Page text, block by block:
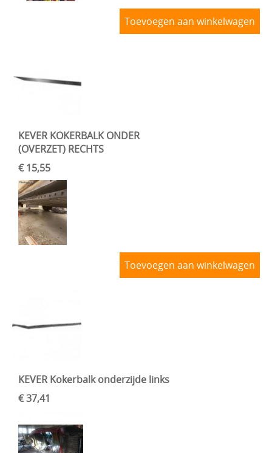
Toevoegen aan winkelwagen
KEVER KOKERBALK ONDER
(OVERZET) RECHTS
€ 15,55
Toevoegen aan winkelwagen
KEVER Kokerbalk onderzijde links
€ 37,41